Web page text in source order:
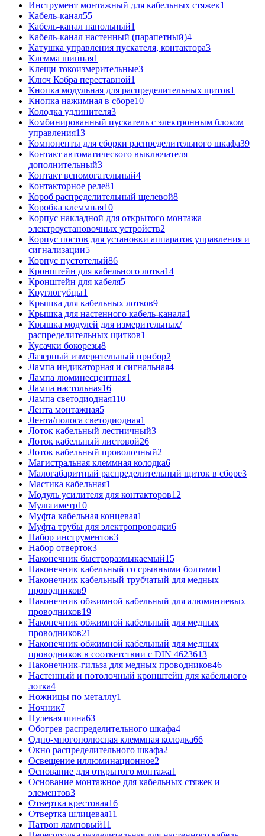
Инструмент монтажный для кабельных стяжек1
Кабель-канал55
Кабель-канал напольный1
Кабель-канал настенный (парапетный)4
Катушка управления пускателя, контактора3
Клемма шинная1
Клещи токоизмерительные3
Ключ Кобра переставной1
Кнопка модульная для распределительных щитов1
Кнопка нажимная в сборе10
Колодка удлинителя3
Комбинированный пускатель с электронным блоком
управления13
Компоненты для сборки распределительного шкафа39
Контакт автоматического выключателя
дополнительный3
Контакт вспомогательный4
Контакторное реле81
Короб распределительный щелевой8
Коробка клеммная10
Корпус накладной для открытого монтажа
электроустановочных устройств2
Корпус постов для установки аппаратов управления и
сигнализации5
Корпус пустотелый86
Кронштейн для кабельного лотка14
Кронштейн для кабеля5
Круглогубцы1
Крышка для кабельных лотков9
Крышка для настенного кабель-канала1
Крышка модулей для измерительных/
распределительных щитков1
Кусачки бокорезы8
Лазерный измерительный прибор2
Лампа индикаторная и сигнальная4
Лампа люминесцентная1
Лампа настольная16
Лампа светодиодная110
Лента монтажная5
Лента/полоса светодиодная1
Лоток кабельный лестничный3
Лоток кабельный листовой26
Лоток кабельный проволочный2
Магистральная клеммная колодка6
Малогабаритный распределительный щиток в сборе3
Мастика кабельная1
Модуль усилителя для контакторов12
Мультиметр10
Муфта кабельная концевая1
Муфта трубы для электропроводки6
Набор инструментов3
Набор отверток3
Наконечник быстроразмыкаемый15
Наконечник кабельный со срывными болтами1
Наконечник кабельный трубчатый для медных
проводников9
Наконечник обжимной кабельный для алюминиевых
проводников19
Наконечник обжимной кабельный для медных
проводников21
Наконечник обжимной кабельный для медных
проводников в соответствии с DIN 4623613
Наконечник-гильза для медных проводников46
Настенный и потолочный кронштейн для кабельного
лотка4
Ножницы по металлу1
Ночник7
Нулевая шина63
Обогрев распределительного шкафа4
Одно-многополюсная клеммная колодка66
Окно распределительного шкафа2
Освещение иллюминационное2
Основание для открытого монтажа1
Основание монтажное для кабельных стяжек и
элементов3
Отвертка крестовая16
Отвертка шлицевая11
Патрон ламповый11